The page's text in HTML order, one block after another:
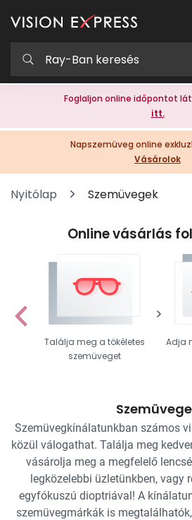
Foglaljon online időpontot
itt.
Napszemüveg online
Vásárolok
Nyitólap Szemüvegek
Online vásárlás
Találja meg a tökéletes
szemüveget
Adja
Szemüvegkínálatunkban számos
közül válogathat. Találja meg
vásárolja meg a megfelelő
legközelebbi üzletünkben, vagy
egyfókuszú dioptriával! A
szemüvegmárkák is